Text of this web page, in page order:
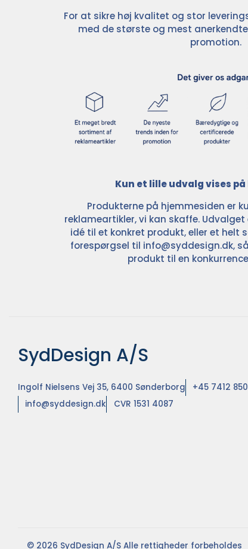
For at sikre høj kvalitet og stor
med de største og mest
promotion.
Kun et lille udvalg vises
Produkterne på hjemmesiden er
reklameartikler, vi kan skaffe.
idé til et konkret produkt, eller et helt
forespørgsel til info@syddesign.dk,
produkt til en
SydDesign A/S
Ingolf Nielsens Vej 35, 6400 Sønderborg
+45 7412
info@syddesign.dk
CVR 1531 4087
© 2026 SydDesign A/S Alle rettigheder forbeholdes